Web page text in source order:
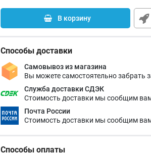
В корзину
Способы доставки
Самовывоз из магазина
Вы можете самостоятельно забрать
Служба доставки СДЭК
Стоимость доставки мы сообщим
Почта России
Стоимость доставки мы сообщим
Способы оплаты